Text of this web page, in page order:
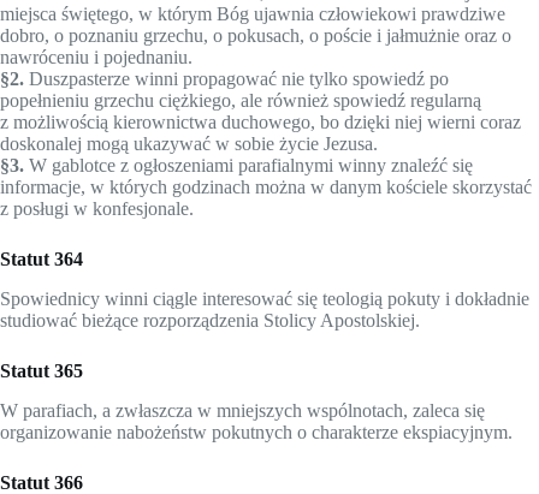
miejsca świętego, w którym Bóg ujawnia człowiekowi prawdziwe
dobro, o poznaniu grzechu, o pokusach, o poście i jałmużnie oraz o
nawróceniu i pojednaniu.
§2. Duszpasterze winni propagować nie tylko spowiedź po
popełnieniu grzechu ciężkiego, ale również spowiedź regularną
z możliwością kierownictwa duchowego, bo dzięki niej wierni coraz
doskonalej mogą ukazywać w sobie życie Jezusa.
§3. W gablotce z ogłoszeniami parafialnymi winny znaleźć się
informacje, w których godzinach można w danym kościele skorzystać
z posługi w konfesjonale.
Statut 364
Spowiednicy winni ciągle interesować się teologią pokuty i dokładnie
studiować bieżące rozporządzenia Stolicy Apostol­skiej.
Statut 365
W parafiach, a zwłaszcza w mniejszych wspólnotach, zaleca się
organizowanie nabożeństw pokutnych o charakterze ekspiacyjnym.
Statut 366